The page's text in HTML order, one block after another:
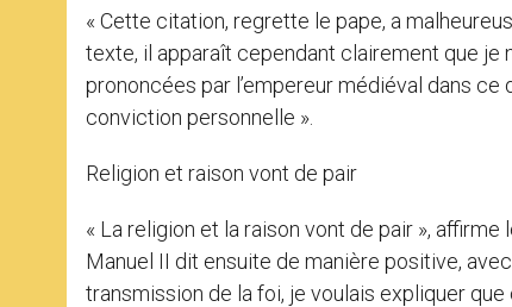
« Cette citation, regrette le pape, a
texte, il apparaît cependant clairement que je
prononcées par l’empereur médiéval dans
conviction personnelle ».
Religion et raison vont de pair
« La religion et la raison vont de pair »,
Manuel II dit ensuite de manière positive,
transmission de la foi, je voulais expliquer